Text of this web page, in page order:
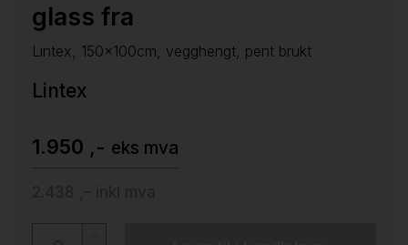
glass fra
Lintex, 150x100cm, vegghengt, pent brukt
Lintex
1.950 ,- eks mva